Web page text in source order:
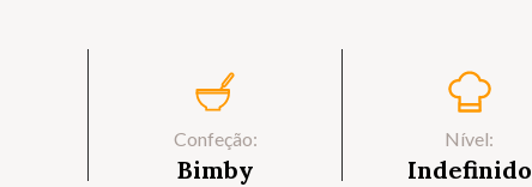
Confeção:
Bimby
Nível:
Indefinido